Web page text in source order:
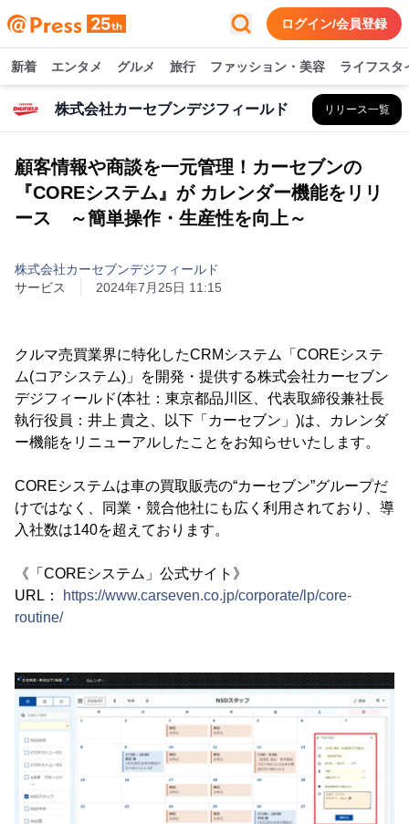
ログイン/会員登録
新着 エンタメ グルメ 旅行 ファッション・美容 ライフスタ
株式会社カーセブンデジフィールド リリース一覧
顧客情報や商談を一元管理！カーセブンの
『COREシステム』が カレンダー機能をリリ
ース ～簡単操作・生産性を向上～
株式会社カーセブンデジフィールド
サービス
2024年7月25日 11:15
クルマ売買業界に特化したCRMシステム「COREシステ
ム(コアシステム)」を開発・提供する株式会社カーセブン
デジフィールド(本社：東京都品川区、代表取締役兼社長
執行役員：井上 貴之、以下「カーセブン」)は、カレンダ
ー機能をリニューアルしたことをお知らせいたします。
COREシステムは車の買取販売の“カーセブン”グループだ
けではなく、同業・競合他社にも広く利用されており、導
入社数は140を超えております。
《「COREシステム」公式サイト》
URL：
https://www.carseven.co.jp/corporate/lp/core-
routine/